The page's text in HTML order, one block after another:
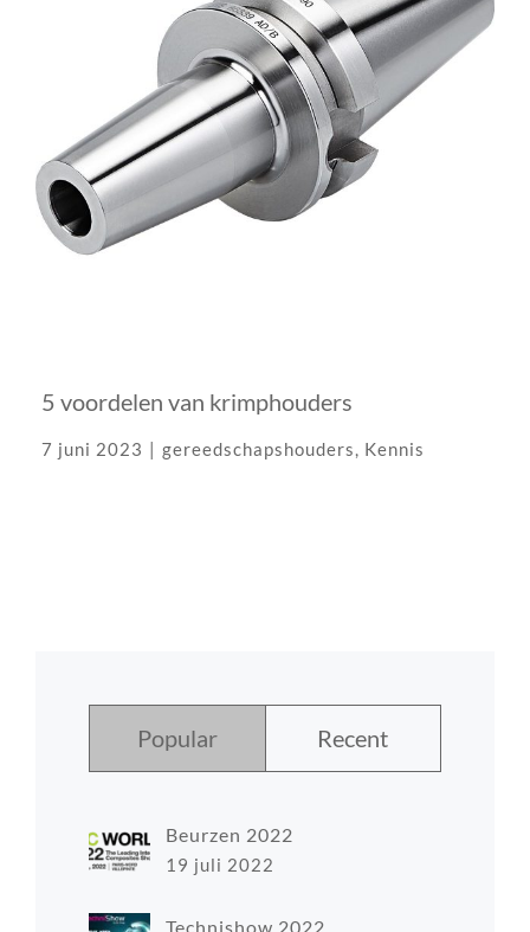
5 voordelen van krimphouders
7 juni 2023 gereedschapshouders, Kennis
Popular Recent
Beurzen 2022
19 juli 2022
Technishow 2022